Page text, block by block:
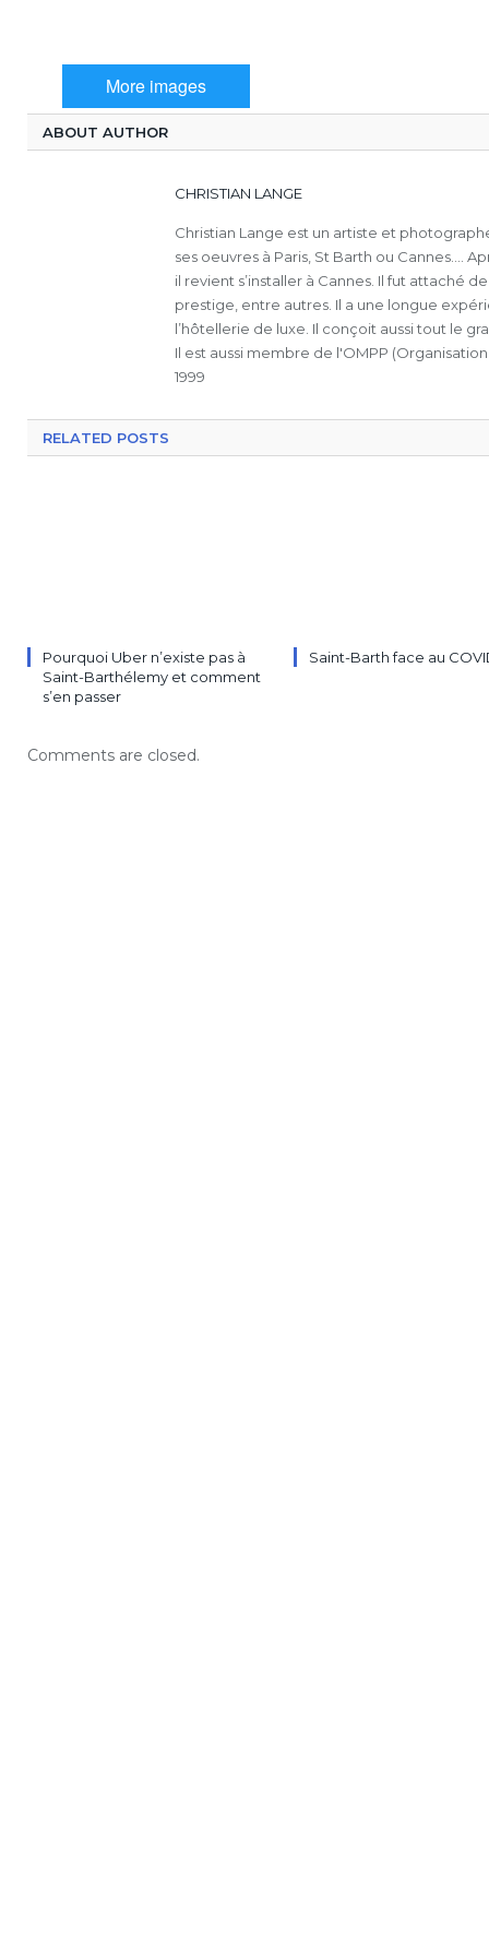
More images
ABOUT AUTHOR
CHRISTIAN LANGE
Christian Lange est un artiste et
ses oeuvres à Paris, St Barth ou Cannes....
il revient s’installer à Cannes. Il fut attaché
prestige, entre autres. Il a une longue
l’hôtellerie de luxe. Il conçoit aussi tout le
Il est aussi membre de l'OMPP
1999
RELATED POSTS
Pourquoi Uber n’existe pas à
Saint-Barthélemy et comment
s’en passer
Saint-Barth face au
Comments are closed.